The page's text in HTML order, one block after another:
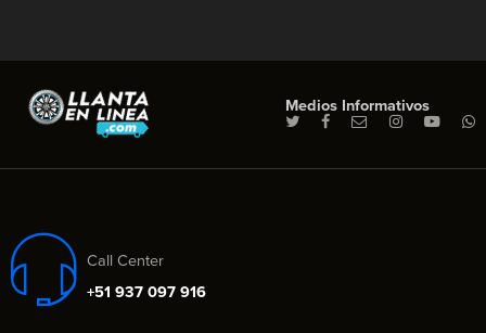
Medios Informativos
Call Center
+51 937 097 916